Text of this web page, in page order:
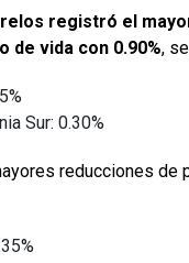
registró el
de vida con 0.90%,
Sur: 0.30%
reducciones de